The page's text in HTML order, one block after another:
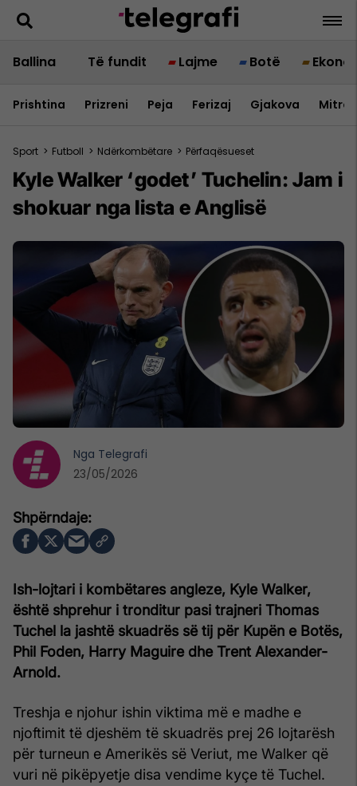
Ballina Të fundit Lajme Botë
Prishtina Prizreni Peja Ferizaj Gjakova
Sport > Futboll > Ndërkombëtare > Përfaqësueset
Kyle Walker ‘godet’ Tuchelin: Jam i
shokuar nga lista e Anglisë
Ish-lojtari i kombëtares angleze, Kyle Walker,
është shprehur i tronditur pasi trajneri Thomas
Tuchel la jashtë skuadrës së tij për Kupën e Botës,
Phil Foden, Harry Maguire dhe Trent Alexander-
Arnold.
Treshja e njohur ishin viktima më e madhe e
njoftimit të djeshëm të skuadrës prej 26 lojtarësh
për turneun e Amerikës së Veriut, me Walker që
vuri në pikëpyetje disa vendime kyçe të Tuchel.
Nga Telegrafi
23/05/2026